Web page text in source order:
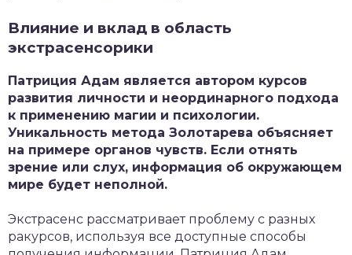
Влияние и вклад в область
экстрасенсорики
Патриция Адам является автором курсов
развития личности и неординарного подхода
к применению магии и психологии.
Уникальность метода Золотарева объясняет
на примере органов чувств. Если отнять
зрение или слух, информация об окружающем
мире будет неполной.
Экстрасенс рассматривает проблему с разных
ракурсов, используя все доступные способы